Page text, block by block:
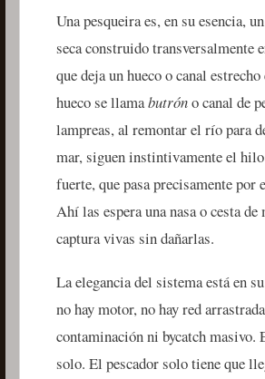
Una pesqueira es, en su esencia,
seca construido transversalmente
que deja un hueco o canal
hueco se llamabutróno canal de
lampreas, al remontar el río para
mar, siguen instintivamente el
fuerte, que pasa precisamente por
Ahí las espera una nasa o cesta
captura vivas sin dañarlas.
La elegancia del sistema está en
no hay motor, no hay red
contaminación ni bycatch
solo. El pescador solo tiene que